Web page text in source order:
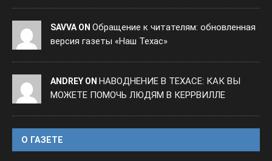
SAVVA ON Обращение к читателям: обновленная
версия газеты «Наш Техас»
ANDREY ON НАВОДНЕНИЕ В ТЕХАСЕ: КАК ВЫ
МОЖЕТЕ ПОМОЧЬ ЛЮДЯМ В КЕРРВИЛЛЕ
O ГАЗЕТЕ